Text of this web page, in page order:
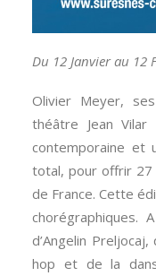
Du 12 Janvier au 12
Olivier Meyer,
théâtre Jean
contemporaine et
total, pour offrir 27
de France. Cette
chorégraphiques.
d’Angelin
hop et de la